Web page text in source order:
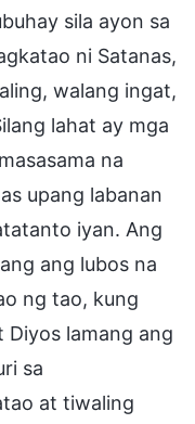
sila ayon sa
ni Satanas,
walang ingat,
lahat ay mga
na
upang labanan
iyan. Ang
ang lubos na
ng tao, kung
Diyos lamang ang
sa
at tiwaling